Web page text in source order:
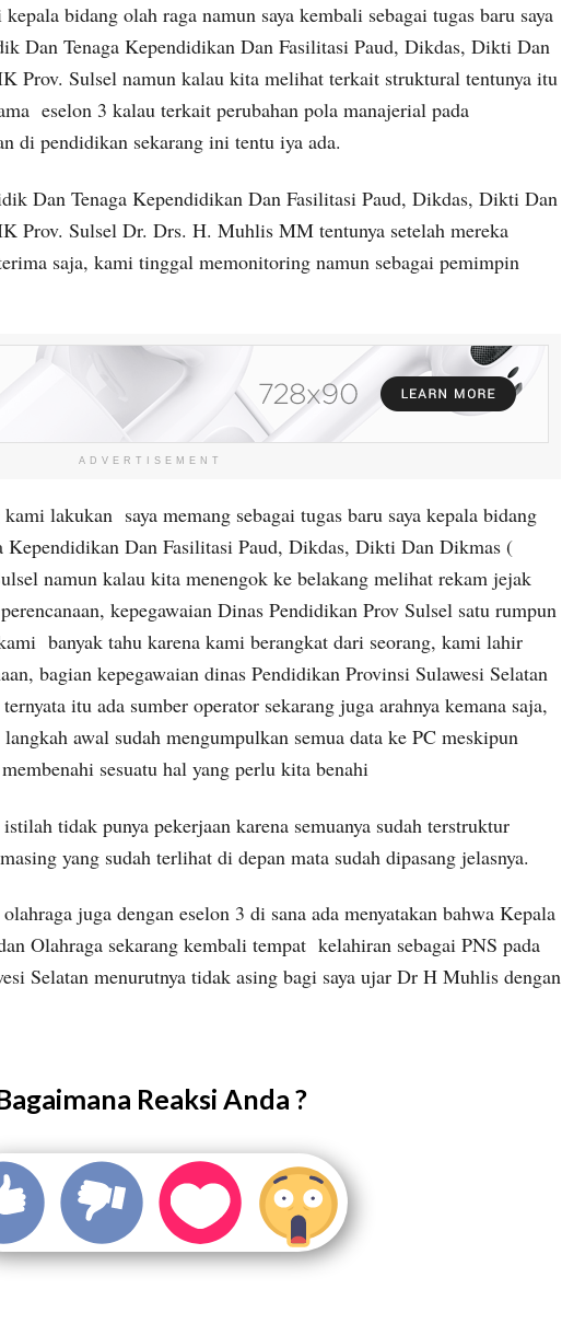
bidang olah raga namun saya kembali sebagai tugas baru saya
Dan Tenaga Kependidikan Dan Fasilitasi Paud, Dikdas, Dikti Dan
Prov. Sulsel namun kalau kita melihat terkait struktural tentunya itu
eselon 3 kalau terkait perubahan pola manajerial pada
di pendidikan sekarang ini tentu iya ada.
Dan Tenaga Kependidikan Dan Fasilitasi Paud, Dikdas, Dikti Dan
Prov. Sulsel Dr. Drs. H. Muhlis MM tentunya setelah mereka
saja, kami tinggal memonitoring namun sebagai pemimpin
ADVERTISEMENT
lakukan saya memang sebagai tugas baru saya kepala bidang
Kependidikan Dan Fasilitasi Paud, Dikdas, Dikti Dan Dikmas (
namun kalau kita menengok ke belakang melihat rekam jejak
kepegawaian Dinas Pendidikan Prov Sulsel satu rumpun
banyak tahu karena kami berangkat dari seorang, kami lahir
bagian kepegawaian dinas Pendidikan Provinsi Sulawesi Selatan
itu ada sumber operator sekarang juga arahnya kemana saja,
awal sudah mengumpulkan semua data ke PC meskipun
sesuatu hal yang perlu kita benahi
tidak punya pekerjaan karena semuanya sudah terstruktur
yang sudah terlihat di depan mata sudah dipasang jelasnya.
juga dengan eselon 3 di sana ada menyatakan bahwa Kepala
Olahraga sekarang kembali tempat kelahiran sebagai PNS pada
Selatan menurutnya tidak asing bagi saya ujar Dr H Muhlis dengan
Reaksi Anda ?